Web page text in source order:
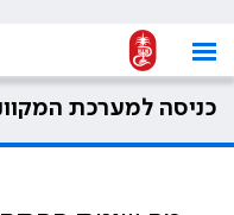
כניסה למערכת